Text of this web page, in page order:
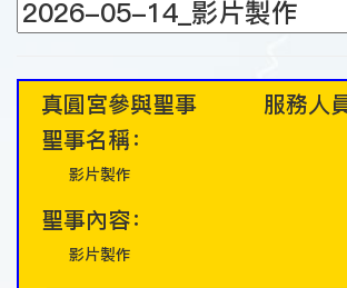
真圓宮參與聖事 服務人員
聖事名稱：
影片製作
聖事內容：
影片製作